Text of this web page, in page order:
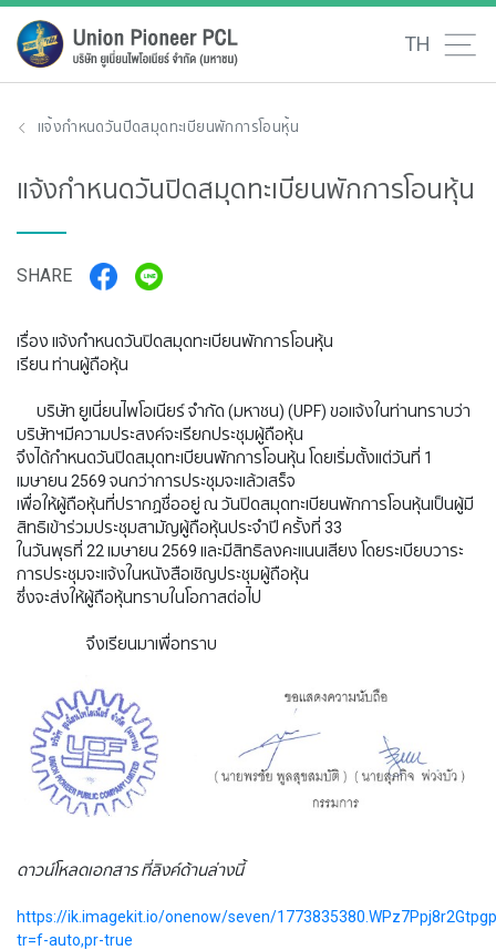
TH
แจ้งกำหนดวันปิดสมุดทะเบียนพักการโอนหุ้น
แจ้งกำหนดวันปิดสมุดทะเบียนพักการโอนหุ้น
SHARE
เรื่อง แจ้งกำหนดวันปิดสมุดทะเบียนพักการโอนหุ้น
เรียน ท่านผู้ถือหุ้น
บริษัท ยูเนี่ยนไพโอเนียร์ จำกัด (มหาชน) (UPF) ขอแจ้งในท่านทราบว่า
บริษัทฯมีความประสงค์จะเรียกประชุมผู้ถือหุ้น
จึงได้กำหนดวันปิดสมุดทะเบียนพักการโอนหุ้น โดยเริ่มตั้งแต่วันที่ 1
เมษายน 2569 จนกว่าการประชุมจะแล้วเสร็จ
เพื่อให้ผู้ถือหุ้นที่ปรากฏชื่ออยู่ ณ วันปิดสมุดทะเบียนพักการโอนหุ้นเป็นผู้มี
สิทธิเข้าร่วมประชุมสามัญผู้ถือหุ้นประจำปี ครั้งที่ 33
ในวันพุธที่ 22 เมษายน 2569 และมีสิทธิลงคะแนนเสียง โดยระเบียบวาระ
การประชุมจะแจ้งในหนังสือเชิญประชุมผู้ถือหุ้น
ซึ่งจะส่งให้ผู้ถือหุ้นทราบในโอกาสต่อไป
​​​​​ จึงเรียนมาเพื่อทราบ
ดาวน์โหลดเอกสาร ที่ลิงค์ด้านล่างนี้
https://ik.imagekit.io/onenow/seven/
tr=f-auto,pr-true